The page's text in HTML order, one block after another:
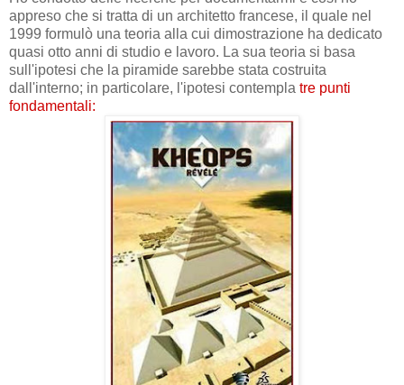
appreso che si tratta di un architetto francese, il quale nel
1999 formulò una teoria alla cui dimostrazione ha dedicato
quasi otto anni di studio e lavoro. La sua teoria si basa
sull'ipotesi che la piramide sarebbe stata costruita
dall'interno; in particolare, l'ipotesi contempla tre punti
fondamentali: